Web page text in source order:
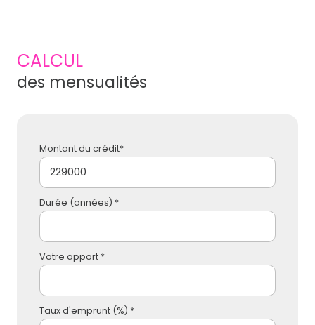
CALCUL
des mensualités
Montant du crédit*
Durée (années) *
Votre apport *
Taux d'emprunt (%) *